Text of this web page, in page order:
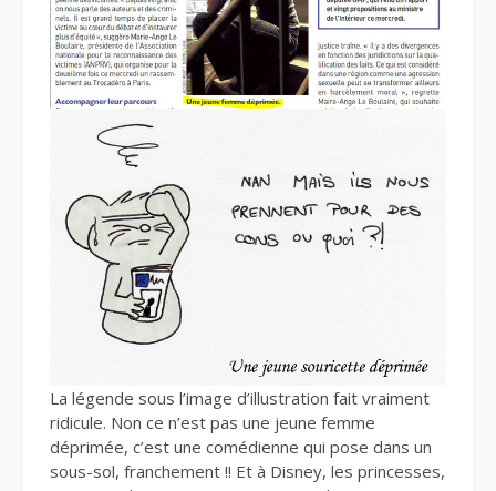
La légende sous l’image d’illustration fait vraiment
ridicule. Non ce n’est pas une jeune femme
déprimée, c’est une comédienne qui pose dans un
sous-sol, franchement !! Et à Disney, les princesses,